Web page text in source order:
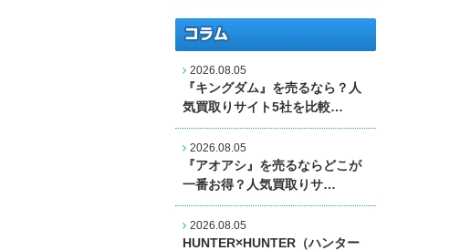
2026.08.05
『キングダム』を売るなら？人
気買取りサイト5社を比較…
2026.08.05
『アオアシ』を売るならどこが
一番お得？人気買取りサ…
2026.08.05
HUNTER×HUNTER（ハンター